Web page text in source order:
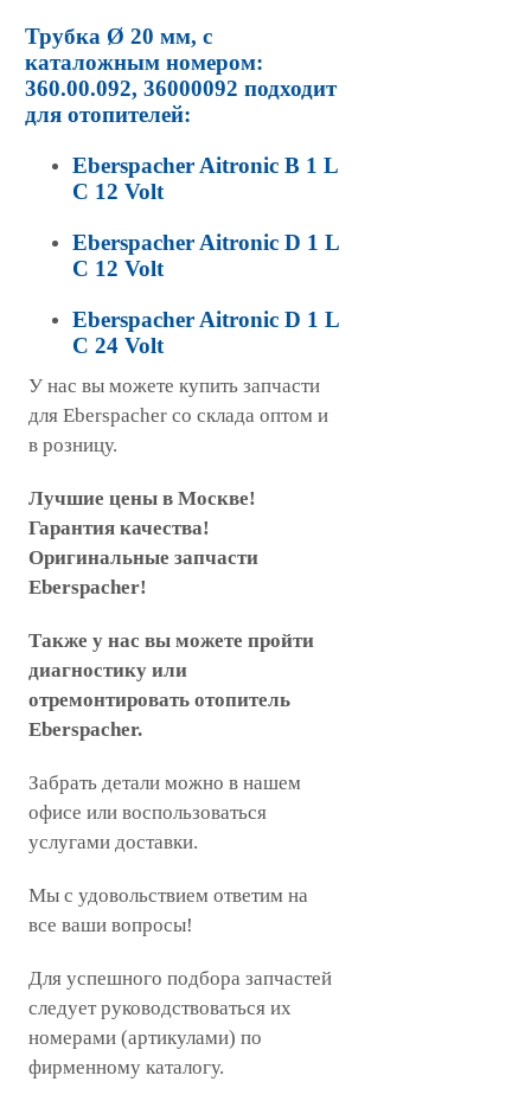
Трубка Ø 20 мм, с
каталожным номером:
360.00.092, 36000092 подходит
для отопителей:
Eberspacher Aitronic B 1 L
C 12 Volt
Eberspacher Aitronic D 1 L
C 12 Volt
Eberspacher Aitronic D 1 L
C 24 Volt
У нас вы можете купить запчасти
для Eberspacher со склада оптом и
в розницу.
Лучшие цены в Москве!
Гарантия качества!
Оригинальные запчасти
Eberspacher!
Также у нас вы можете пройти
диагностику или
отремонтировать отопитель
Eberspacher.
Забрать детали можно в нашем
офисе или воспользоваться
услугами доставки.
Мы с удовольствием ответим на
все ваши вопросы!
Для успешного подбора запчастей
следует руководствоваться их
номерами (артикулами) по
фирменному каталогу.